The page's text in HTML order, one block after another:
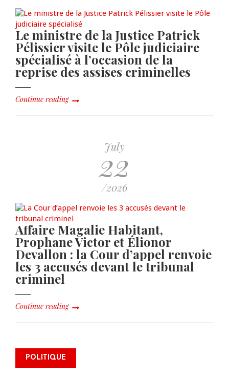
Le ministre de la Justice Patrick
Pélissier visite le Pôle judiciaire
spécialisé à l’occasion de la
reprise des assises criminelles
Continue reading
July
22
/2026
Affaire Magalie Habitant,
Prophane Victor et Élionor
Devallon : la Cour d’appel renvoie
les 3 accusés devant le tribunal
criminel
Continue reading
POLITIQUE
James Monazard s’inscrit comme
électeur et appelle à la